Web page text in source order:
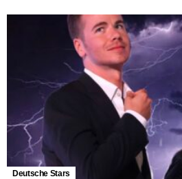
Deutsche Stars